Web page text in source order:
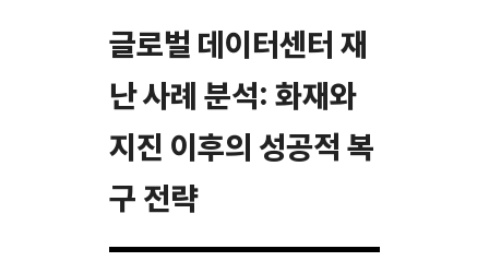
글로벌 데이터센터 재
난 사례 분석: 화재와
지진 이후의 성공적 복
구 전략